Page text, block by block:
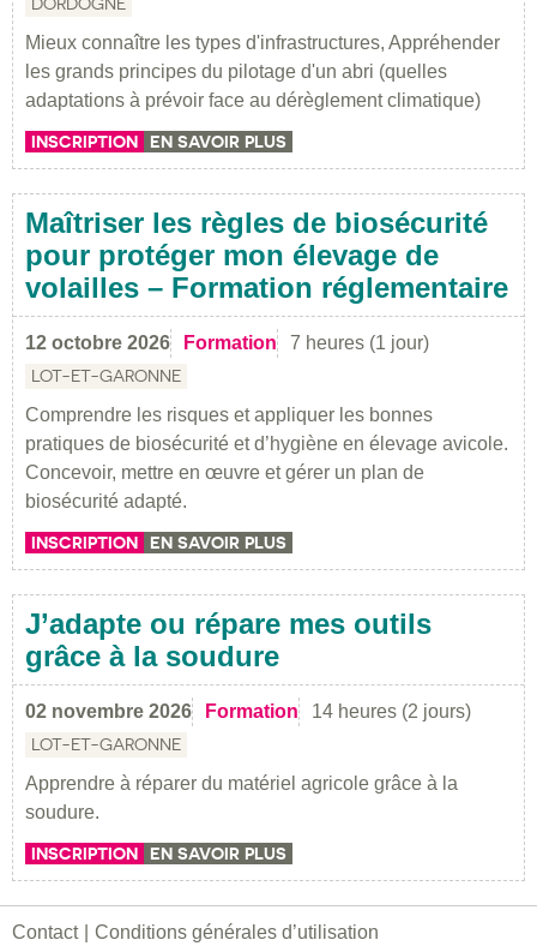
Mieux connaître les types d'infrastructures, Appréhender
les grands principes du pilotage d'un abri (quelles
adaptations à prévoir face au dérèglement climatique)
INSCRIPTION EN SAVOIR PLUS
Maîtriser les règles de biosécurité
pour protéger mon élevage de
volailles – Formation réglementaire
12 octobre 2026 Formation 7 heures (1 jour)
LOT-ET-GARONNE
Comprendre les risques et appliquer les bonnes
pratiques de biosécurité et d’hygiène en élevage avicole.
Concevoir, mettre en œuvre et gérer un plan de
biosécurité adapté.
INSCRIPTION EN SAVOIR PLUS
J’adapte ou répare mes outils
grâce à la soudure
02 novembre 2026 Formation 14 heures (2 jours)
LOT-ET-GARONNE
Apprendre à réparer du matériel agricole grâce à la
soudure.
INSCRIPTION EN SAVOIR PLUS
Contact
Conditions générales d’utilisation